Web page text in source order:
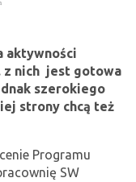
aktywności
z nich jest gotowa
szerokiego
strony chcą też
Programu
SW